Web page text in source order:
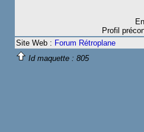
Profil
Site Web : Forum Rétroplane
Id maquette : 805